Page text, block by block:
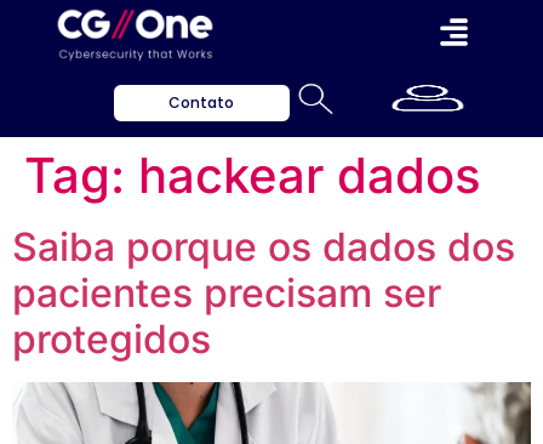
Contato
Tag: hackear dados
Saiba porque os dados dos
pacientes precisam ser
protegidos